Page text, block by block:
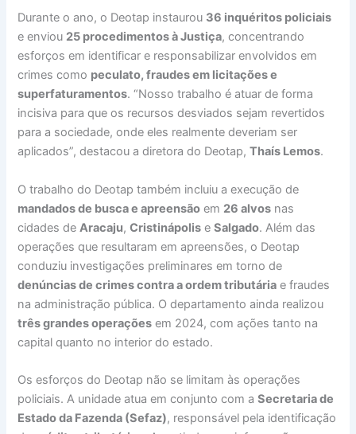
Durante o ano, o Deotap instaurou 36 inquéritos policiais
e enviou 25 procedimentos à Justiça, concentrando
esforços em identificar e responsabilizar envolvidos em
crimes como peculato, fraudes em licitações e
superfaturamentos. “Nosso trabalho é atuar de forma
incisiva para que os recursos desviados sejam revertidos
para a sociedade, onde eles realmente deveriam ser
aplicados”, destacou a diretora do Deotap,Thaís Lemos.
O trabalho do Deotap também incluiu a execução de
mandados de busca e apreensão em 26 alvos nas
cidades de Aracaju,Cristinápolis eSalgado. Além das
operações que resultaram em apreensões, o Deotap
conduziu investigações preliminares em torno de
denúncias de crimes contra a ordem tributária e fraudes
na administração pública. O departamento ainda realizou
três grandes operações em 2024, com ações tanto na
capital quanto no interior do estado.
Os esforços do Deotap não se limitam às operações
policiais. A unidade atua em conjunto com aSecretaria de
Estado da Fazenda (Sefaz), responsável pela identificação